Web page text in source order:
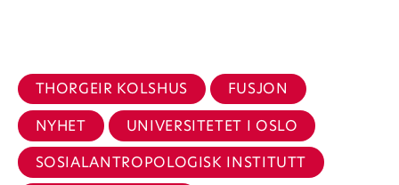
THORGEIR KOLSHUS
FUSJON
NYHET
UNIVERSITETET I OSLO
SOSIALANTROPOLOGISK INSTITUTT